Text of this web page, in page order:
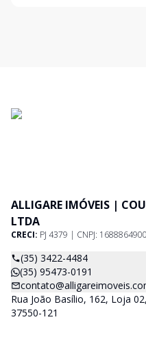
ALLIGARE IMÓVEIS |
LTDA
CRECI: PJ 4379 | CNPJ:
(35) 3422-4484
(35) 95473-0191
Rua João Basílio, 162, Loja
37550-121